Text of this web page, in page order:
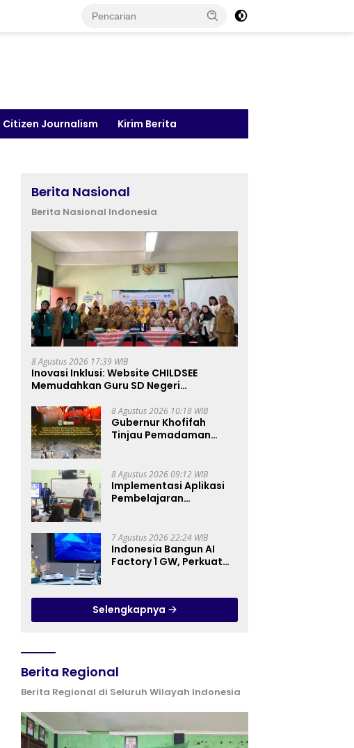
Citizen Journalism Kirim Berita
Berita Nasional
Berita Nasional Indonesia
8 Agustus 2026 17:39 WIB
Inovasi Inklusi: Website CHILDSEE
Memudahkan Guru SD Negeri
Anak Berkebutuhan Khusus
8 Agustus 2026 10:18 WIB
Gubernur Khofifah
Tinjau Pemadaman
Water Bombing dan
Drone Dioptimalkan
8 Agustus 2026 09:12 WIB
Implementasi Aplikasi
Pembelajaran
Kota Bekasi, Mendukung
Digitalisasi dan Inovasi
Pembelajaran
7 Agustus 2026 22:24 WIB
Indonesia Bangun AI
Factory 1 GW, Perkuat
Selengkapnya
Berita Regional
Berita Regional di Seluruh Wilayah Indonesia